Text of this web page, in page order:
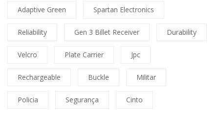
Adaptive Green Spartan Electronics
Reliability Gen 3 Billet Receiver Durability
Velcro Plate Carrier Jpc
Rechargeable Buckle Militar
Policia Segurança Cinto